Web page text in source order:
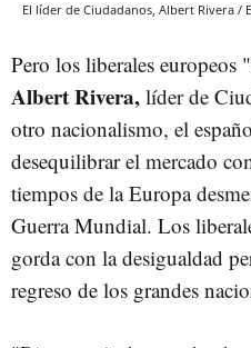
El líder de Ciudadanos, Albert Rivera /
Pero los liberales
Albert Rivera, líder de
otro nacionalismo, el
desequilibrar el mercado
tiempos de la Europa
Guerra Mundial. Los
gorda con la desigualdad
regreso de los grandes